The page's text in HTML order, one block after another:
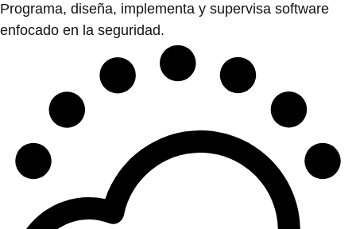
Programa, diseña, implementa y supervisa software
enfocado en la seguridad.